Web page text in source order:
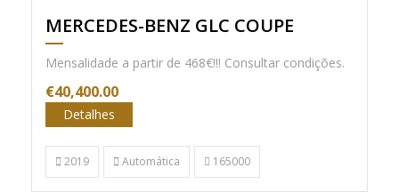
MERCEDES-BENZ GLC COUPE
Mensalidade a partir de 468€!!! Consultar condições.
€40,400.00
Detalhes
2019 Automática 165000